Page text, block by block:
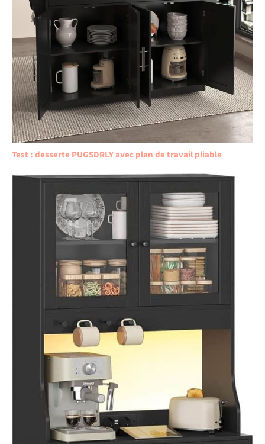
Test : desserte PUGSDRLY avec plan de travail pliable